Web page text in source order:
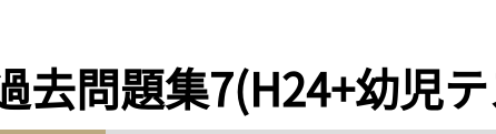
去問題集7(H24+幼児